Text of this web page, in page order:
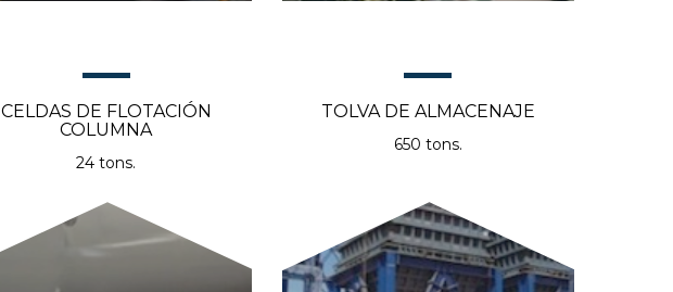
CELDAS DE FLOTACIÓN
COLUMNA
24 tons.
TOLVA DE ALMACENAJE
650 tons.